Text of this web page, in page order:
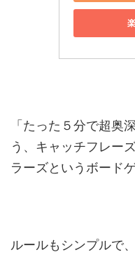
「たった５分で超奥
う、キャッチフレー
ラーズというボード
ルールもシンプルで